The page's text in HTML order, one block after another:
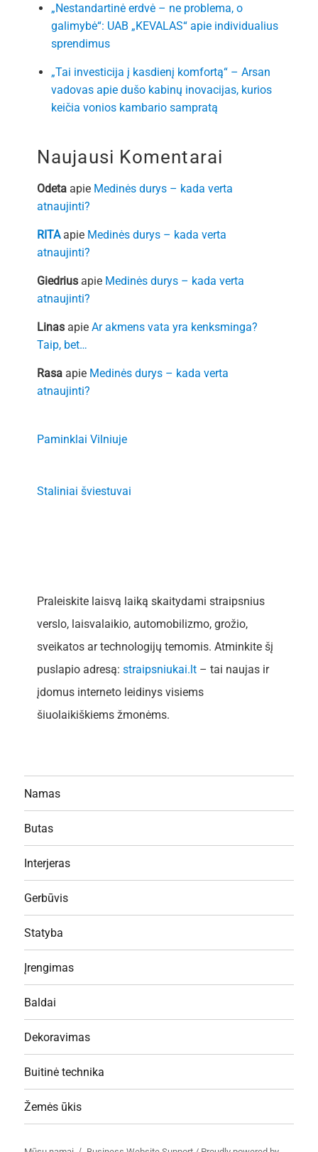
„Nestandartinė erdvė – ne problema, o
galimybė“: UAB „KEVALAS“ apie individualius
sprendimus
„Tai investicija į kasdienį komfortą“ – Arsan
vadovas apie dušo kabinų inovacijas, kurios
keičia vonios kambario sampratą
Naujausi Komentarai
Odetaapie Medinės durys – kada verta
atnaujinti?
RITAapie Medinės durys – kada verta
atnaujinti?
Giedriusapie Medinės durys – kada verta
atnaujinti?
Linasapie Ar akmens vata yra kenksminga?
Taip, bet…
Rasaapie Medinės durys – kada verta
atnaujinti?
Paminklai Vilniuje
Staliniai šviestuvai
Praleiskite laisvą laiką skaitydami straipsnius
verslo, laisvalaikio, automobilizmo, grožio,
sveikatos ar technologijų temomis. Atminkite šį
puslapio adresą: straipsniukai.lt– tai naujas ir
įdomus interneto leidinys visiems
šiuolaikiškiems žmonėms.
Namas
Butas
Interjeras
Gerbūvis
Statyba
Įrengimas
Baldai
Dekoravimas
Buitinė technika
Žemės ūkis